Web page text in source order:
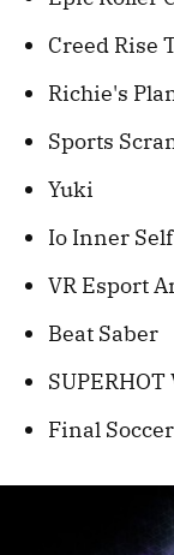
Creed Rise
Richie's
Sports
Yuki
Io Inner
VR Esport
Beat Saber
SUPERHOT
Final